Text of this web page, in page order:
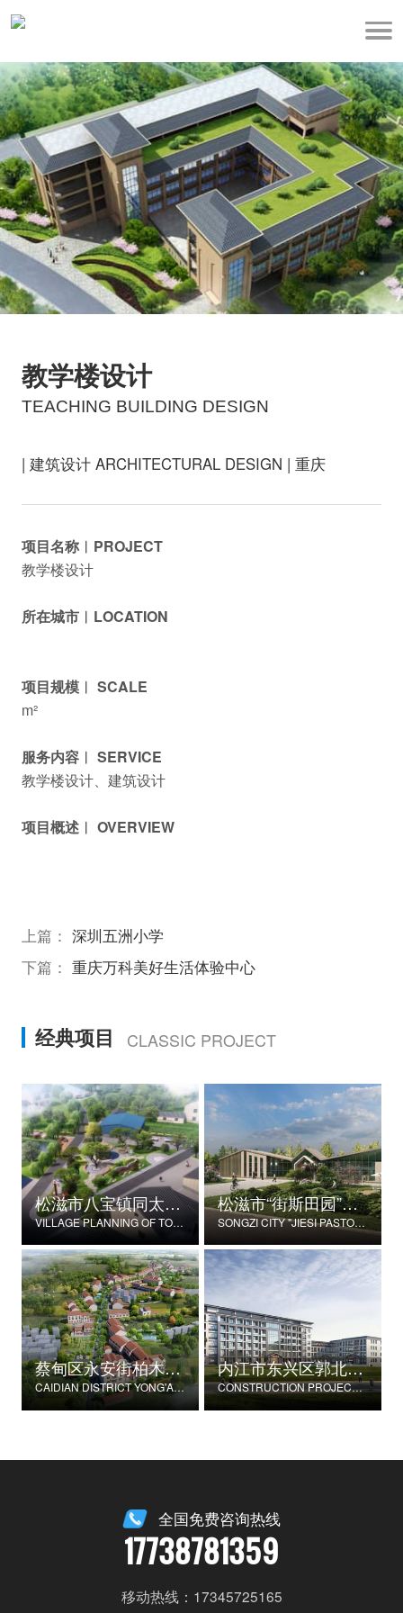
教学楼设计
TEACHING BUILDING DESIGN
| 建筑设计 ARCHITECTURAL DESIGN | 重庆
项目名称︱PROJECT
教学楼设计
所在城市︱LOCATION
项目规模︱ SCALE
m²
服务内容︱ SERVICE
教学楼设计、建筑设计
项目概述︱ OVERVIEW
上篇： 深圳五洲小学
下篇： 重庆万科美好生活体验中心
经典项目 CLASSIC PROJECT
松滋市八宝镇同太湖村村庄规划
VILLAGE PLANNING OF TONGTAIHU VILLAGE, BABAO TOWN, SONGZI CITY
松滋市“街斯田园”美丽乡村示范片建设项目
SONGZI CITY "JIESI PASTORAL" BEAUTIFUL RURAL DEMONSTRATION FILM CONSTRUCTION PROJECT
蔡甸区永安街柏木村郭家庄湾省级美丽乡村试点建设项目
CAIDIAN DISTRICT YONG'AN STREET CYPRESS VILLAGE GUOJIAZHUANG BAY PROVINCIAL BEAUTIFUL VILLAGE PILOT CONSTRUCTION PROJECT
内江市东兴区郭北养老服务中心建设项目
CONSTRUCTION PROJECT OF GUOBEI ELDERLY SERVICE CENTER IN DONGXING DISTRICT, NEIJIANG CITY
全国免费咨询热线
17738781359
移动热线：17345725165